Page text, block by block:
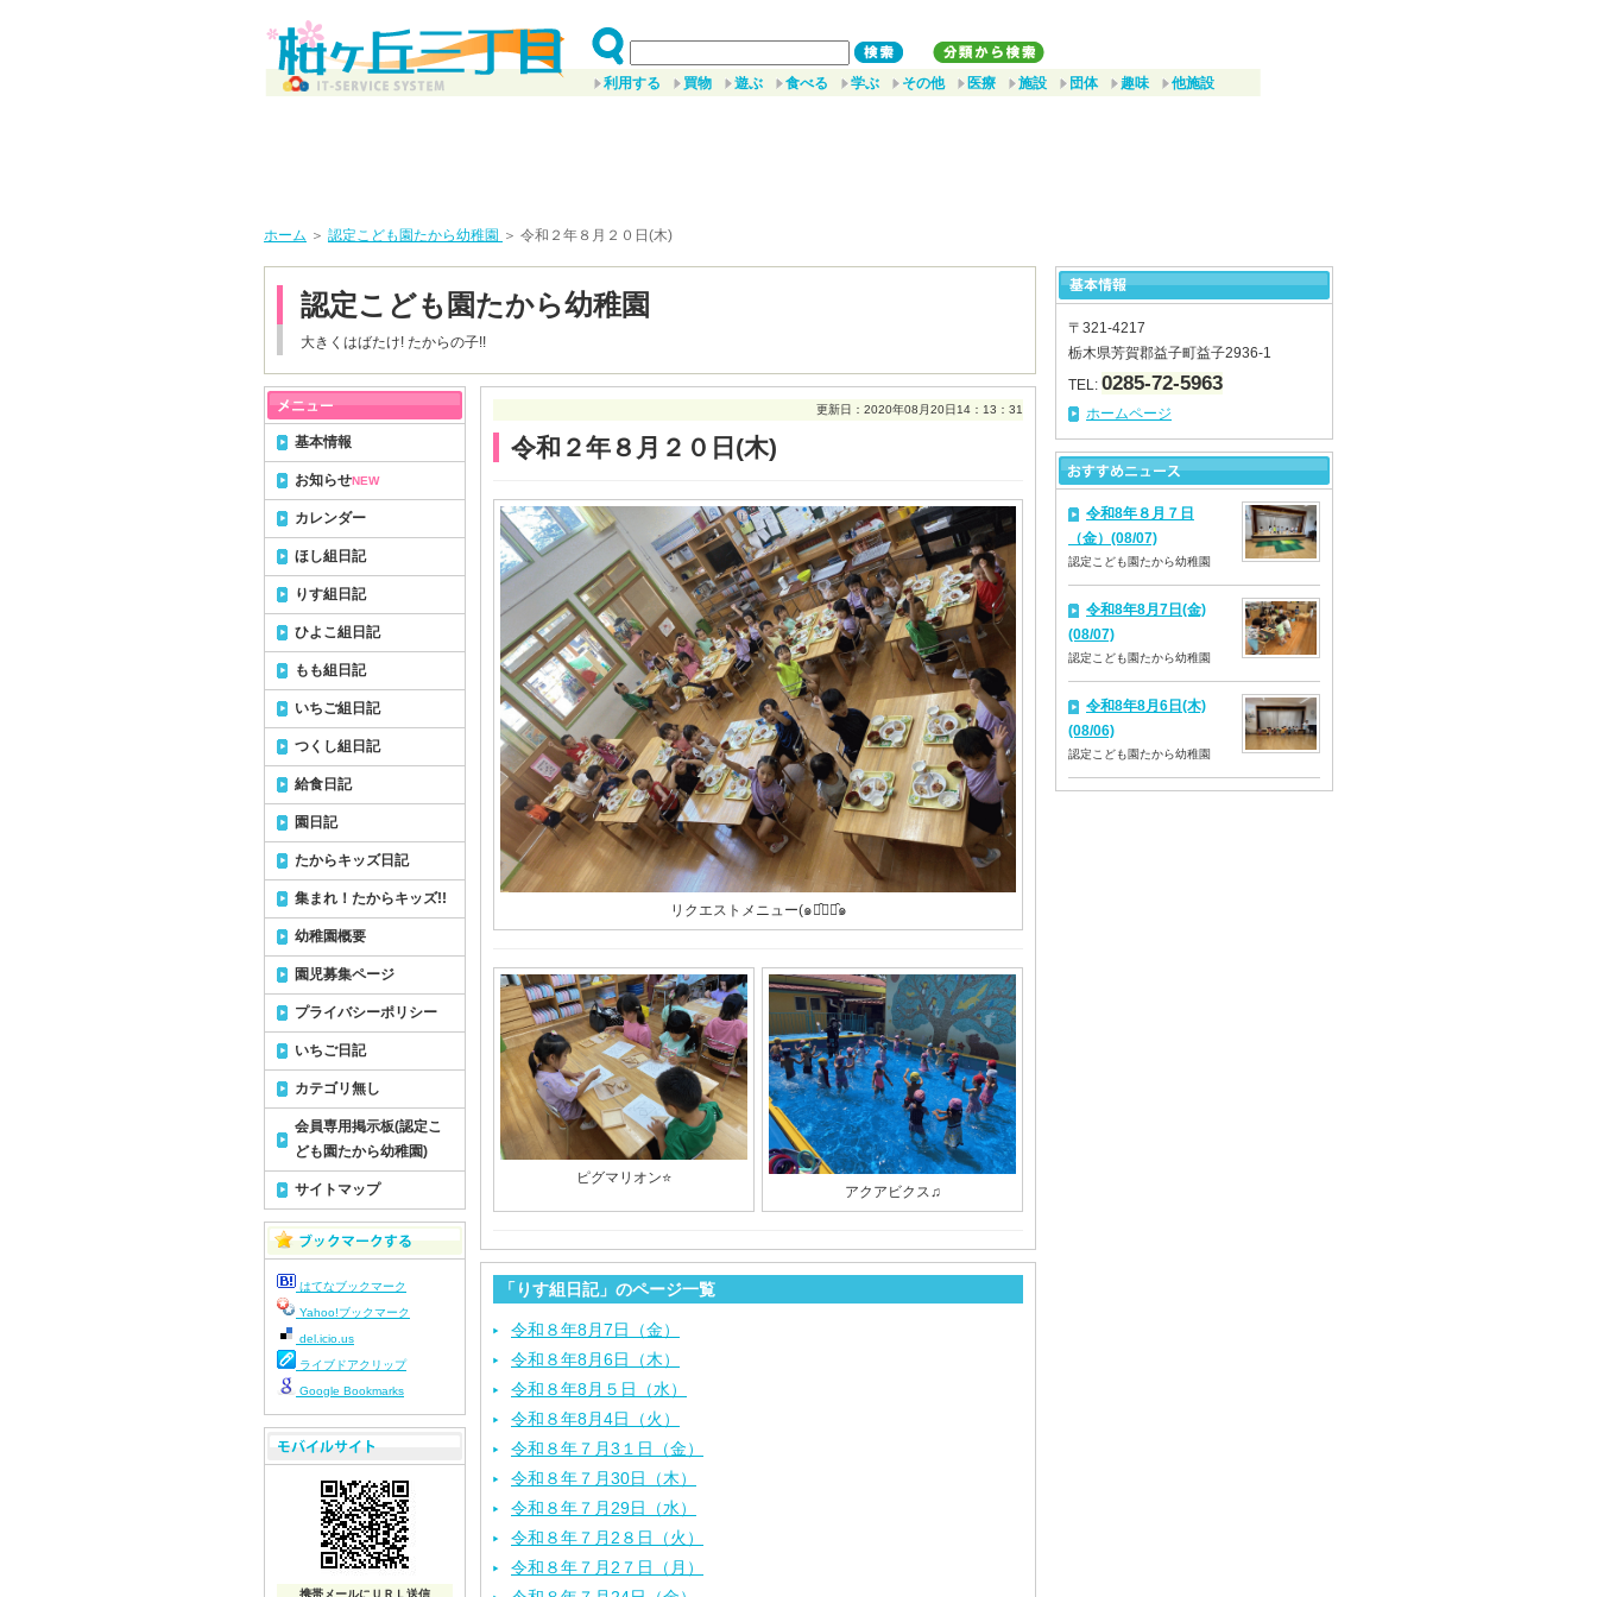
利用する 買物 遊ぶ 食べる 学ぶ その他 医療 施設 団体 趣味 他施設
ホーム ＞ 認定こども園たから幼稚園 ＞ 令和２年８月２０日(木)
認定こども園たから幼稚園
大きくはばたけ! たからの子!!
更新日：2020年08月20日14：13：31
令和２年８月２０日(木)
リクエストメニュー(๑･̑◡･̑๑
ピグマリオン⭐
アクアビクス♫
「りす組日記」のページ一覧
令和８年8月7日（金）
令和８年8月6日（木）
令和８年8月５日（水）
令和８年8月4日（火）
令和８年７月3１日（金）
令和８年７月30日（木）
令和８年７月29日（水）
令和８年７月2８日（火）
令和８年７月2７日（月）
基本情報
お知らせNEW
カレンダー
ほし組日記
りす組日記
ひよこ組日記
もも組日記
いちご組日記
つくし組日記
給食日記
園日記
たからキッズ日記
集まれ！たからキッズ!!
幼稚園概要
園児募集ページ
プライバシーポリシー
いちご日記
カテゴリ無し
会員専用掲示板(認定こ
ども園たから幼稚園)
サイトマップ
はてなブックマーク
Yahoo!ブックマーク
del.icio.us
ライブドアクリップ
Google Bookmarks
携帯メールにＵＲＬ送信
〒321-4217
栃木県芳賀郡益子町益子2936-1
TEL: 0285-72-5963
ホームページ
令和8年８月７日
（金）(08/07)
認定こども園たから幼稚園
令和8年8月7日(金)
(08/07)
認定こども園たから幼稚園
令和8年8月6日(木)
(08/06)
認定こども園たから幼稚園